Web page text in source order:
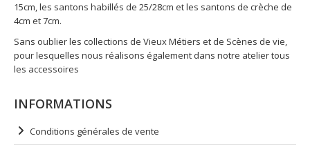
15cm, les santons habillés de 25/28cm et les santons de crèche de
4cm et 7cm.
Sans oublier les collections de Vieux Métiers et de Scènes de vie,
pour lesquelles nous réalisons également dans notre atelier tous
les accessoires
INFORMATIONS
Conditions générales de vente